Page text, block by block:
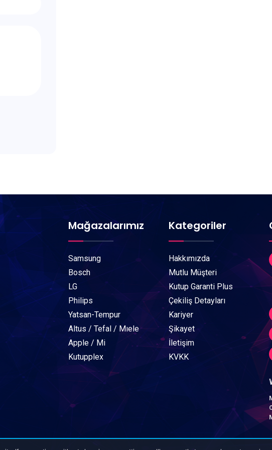
Mağazalarımız
Samsung
Bosch
LG
Philips
Yatsan-Tempur
Altus / Tefal / Mıele
Apple / Mi
Kutupplex
Kategoriler
Hakkımızda
Mutlu Müşteri
Kutup Garanti Plus
Çekiliş Detayları
Kariyer
Şikayet
İletişim
KVKK